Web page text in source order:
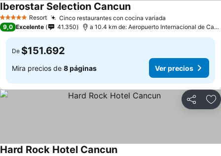
5 Estrellas Resort Cinco restaurantes con cocina variada
Iberostar Selection Cancun
9,0 Excelente 41.350 a 10.4 km de: Aeropuerto Internacional de Cancún
De $151.692
Mira precios de 8 páginas Ver precios
Compartir
Hard Rock Hotel Cancun